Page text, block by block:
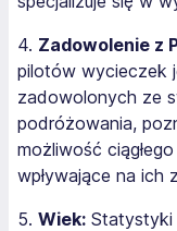
4. Zadowolenie z
pilotów wycieczek
zadowolonych ze
podróżowania,
możliwość
wpływające na ich
5. Wiek: Statystyki